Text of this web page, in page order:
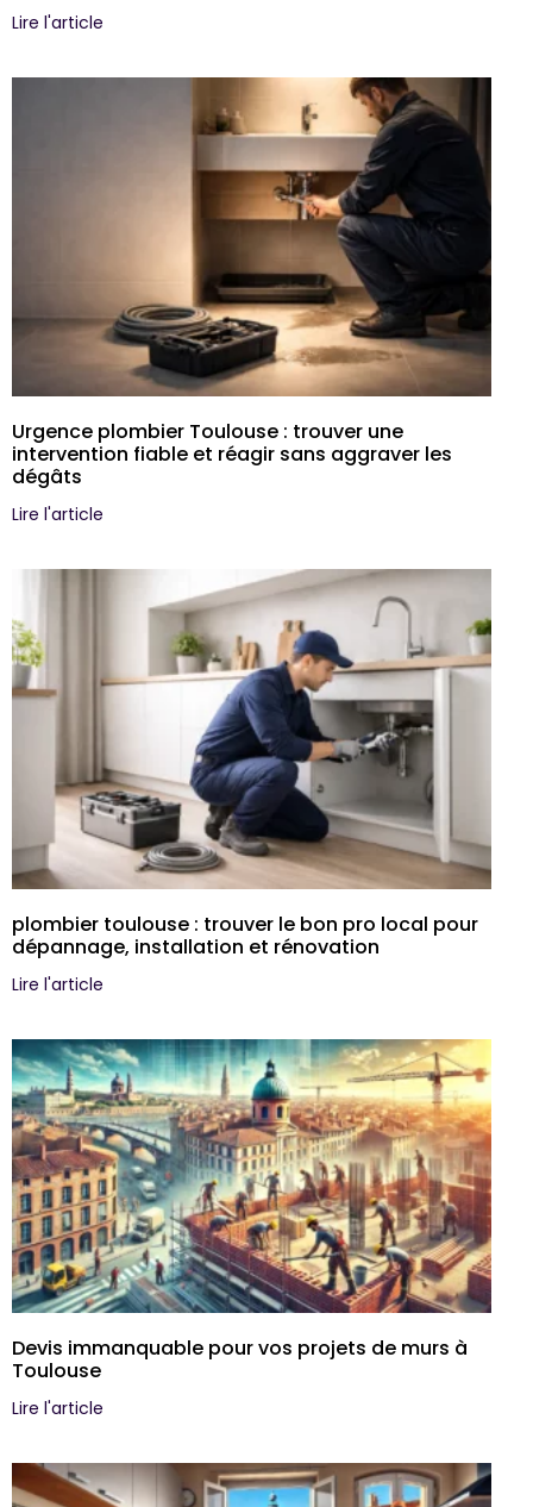
Lire l'article
Urgence plombier Toulouse : trouver une
intervention fiable et réagir sans aggraver les
dégâts
Lire l'article
plombier toulouse : trouver le bon pro local pour
dépannage, installation et rénovation
Lire l'article
Devis immanquable pour vos projets de murs à
Toulouse
Lire l'article